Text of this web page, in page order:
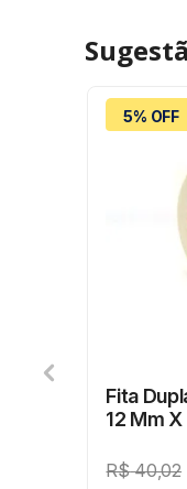
5% OFF
Fita
12 Mm
R$40,02